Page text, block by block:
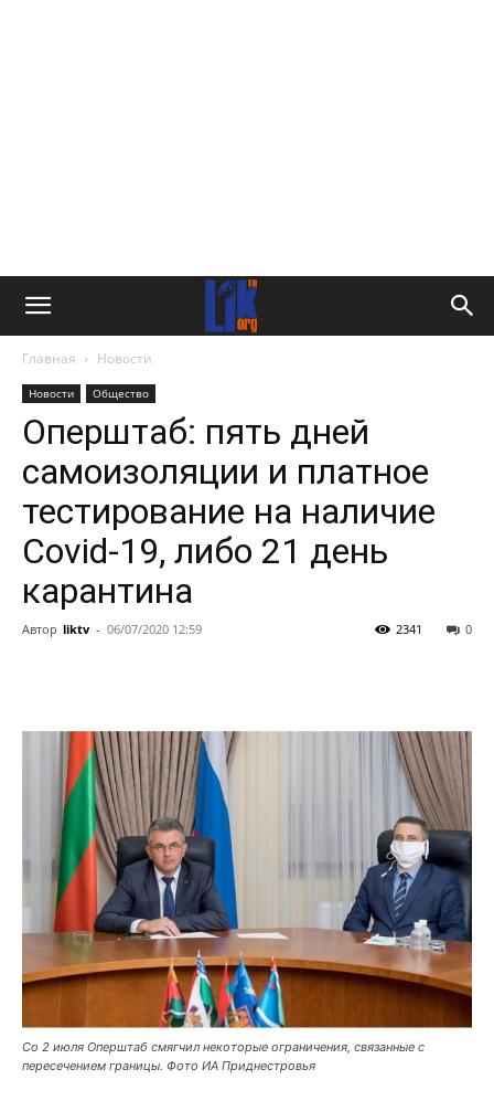
Главная Новости
Новости Общество
Оперштаб: пять дней
самоизоляции и платное
тестирование на наличие
Covid-19, либо 21 день
карантина
Автор liktv - 06/07/2020 12:59 0
2341
Со 2 июля Оперштаб смягчил некоторые ограничения, связанные с
пересечением границы. Фото ИА Приднестровья